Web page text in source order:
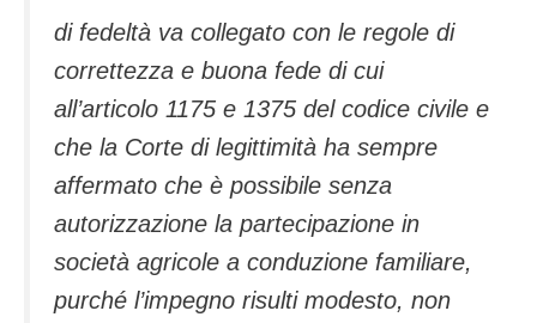
di fedeltà va collegato con le regole di
correttezza e buona fede di cui
all’articolo 1175 e 1375 del codice civile e
che la Corte di legittimità ha sempre
affermato che è possibile senza
autorizzazione la partecipazione in
società agricole a conduzione familiare,
purché l’impegno risulti modesto, non